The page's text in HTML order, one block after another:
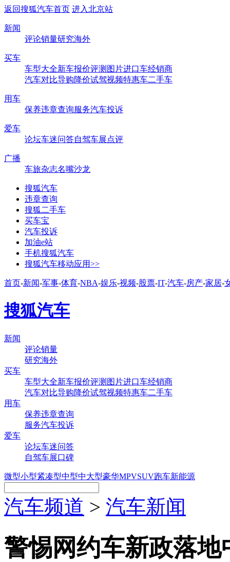
返回搜狐汽车首页 进入北京站
新闻
评论销量研究海外
买车
车型大全新车报价评测 图片进口车经销商
汽车对比导购降价试驾视频特惠车二手车
用车
保养违章查询服务汽车投诉
爱车
论坛车迷问答自驾车展点评
广播
车旅杂志名嘴沙龙
搜狐汽车
违章查询
搜狐二手车
买车宝
汽车投诉
加油e站
手机搜狐汽车
搜狐汽车移动应用>>
首页-新闻-军事-体育-NBA-娱乐-视频-股票-IT-汽车-房产-家居-
搜狐汽车
新闻
评论销量
研究海外
买车
车型大全新车报价评测 图片进口车经销商
汽车对比导购降价试驾视频特惠车二手车
用车
保养违章查询
服务汽车投诉
爱车
论坛车迷问答
自驾车展口碑
微型小型紧凑型中型中大型豪华MPVSUV跑车新能源
汽车频道 > 汽车新闻
警惕网约车新政落